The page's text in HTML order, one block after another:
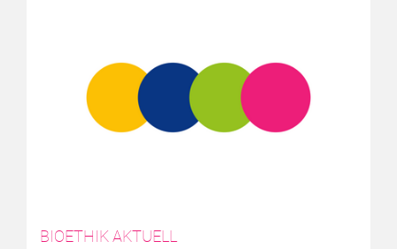
BIOETHIK AKTUELL